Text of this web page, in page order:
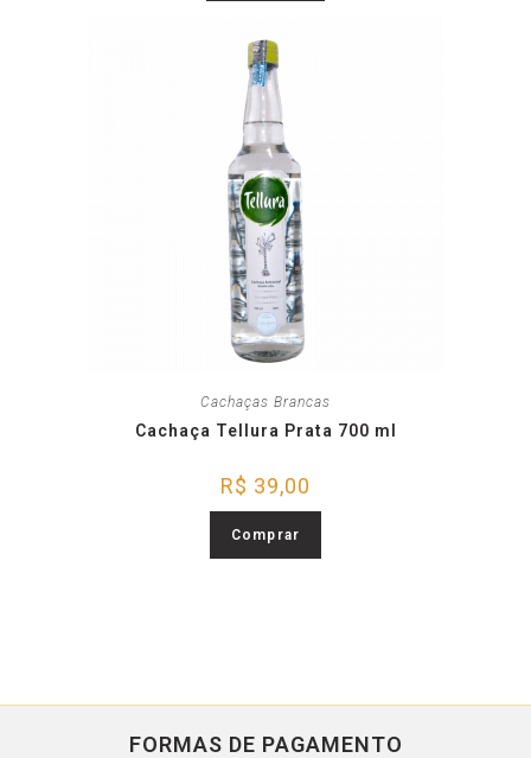
Cachaças Brancas
Cachaça Tellura Prata 700 ml
R$ 39,00
Comprar
FORMAS DE PAGAMENTO